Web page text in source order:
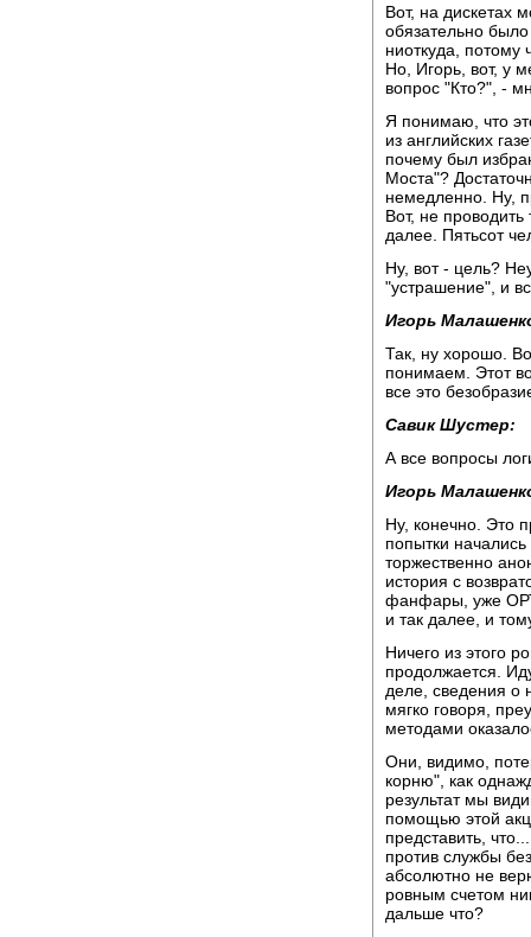
Вот, на дискетах
обязательно
ниоткуда, потому
Но, Игорь, вот, у
вопрос "Кто?", -
Я понимаю, что
из английских
почему был
Моста"?
немедленно. Ну,
Вот, не
далее. Пятьсот
Ну, вот - цель?
"устрашение", и
Игорь
Так, ну хорошо.
понимаем. Этот
все это
Савик Шустер:
А все вопросы
Игорь
Ну, конечно. Это
попытки
торжественно
история с
фанфары, уже
и так далее, и
Ничего из этого
продолжается.
деле, сведения о
мягко говоря,
методами
Они, видимо,
корню", как
результат мы
помощью этой
представить,
против службы
абсолютно не
ровным счетом
дальше что?